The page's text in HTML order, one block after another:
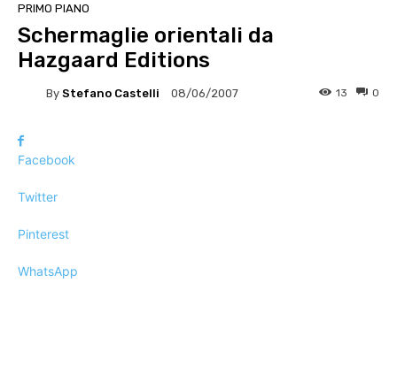
PRIMO PIANO
Schermaglie orientali da
Hazgaard Editions
By Stefano Castelli 08/06/2007 0
13
Facebook
Twitter
Pinterest
WhatsApp